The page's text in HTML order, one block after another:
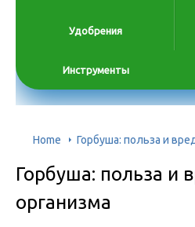
Удобрения
Инструменты
Home Горбуша: польза и
Горбуша: польза и
организма